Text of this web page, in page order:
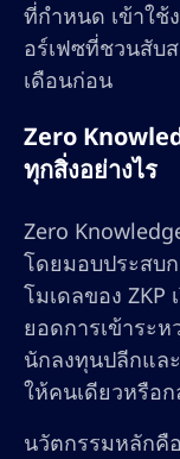
ที่กำหนด เข้าใช้
อร์เฟซที่ชวนสับ
เดือนก่อน
Zero
ทุกสิ่งอย่างไร
Zero
โดยมอบประสบ
โมเดลของ ZKP
ยอดการเข้าระห
นักลงทุนปลีกแล
ให้คนเดียวหรือ
นวัตกรรมหลักคื